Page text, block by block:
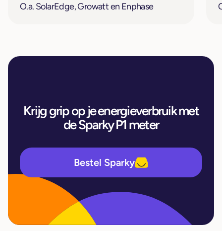
O.a. SolarEdge, Growatt en Enphase
Krijg grip op je energieverbruik met
de Sparky P1 meter
Bestel Sparky